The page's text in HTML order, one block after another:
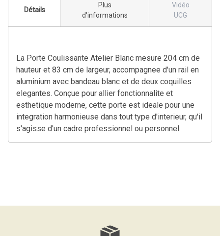
Détails
Plus
d'informations
Vidéo
UCG
La Porte Coulissante Atelier Blanc mesure 204 cm de
hauteur et 83 cm de largeur, accompagnee d'un rail en
aluminium avec bandeau blanc et de deux coquilles
elegantes. Conçue pour allier fonctionnalite et
esthetique moderne, cette porte est ideale pour une
integration harmonieuse dans tout type d'interieur, qu'il
s'agisse d'un cadre professionnel ou personnel.